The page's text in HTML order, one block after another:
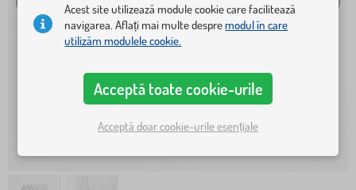
Acest site utilizează module cookie care facilitează
navigarea. Aflați mai multe despremodul în care
utilizăm modulele cookie.
Acceptă toate cookie-urile
Acceptă doar cookie-urile esențiale